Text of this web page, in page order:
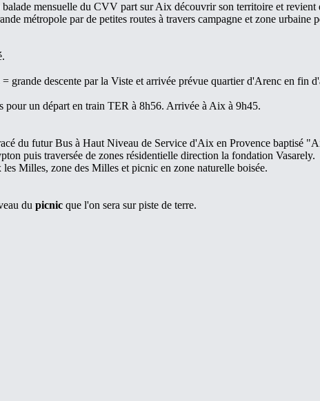
balade mensuelle du CVV part sur Aix découvrir son territoire et revient
métropole par de petites routes à travers campagne et zone
grande descente par la Viste et arrivée prévue quartier d'Arenc en fin
pour un départ en train TER à 8h56. Arrivée à Aix à 9h45.
du futur Bus à Haut Niveau de Service d'Aix en Provence baptisé
puis traversée de zones résidentielle direction la fondation Vasarely.
Milles, zone des Milles et picnic en zone naturelle boisée.
du picnic que l'on sera sur piste de terre.